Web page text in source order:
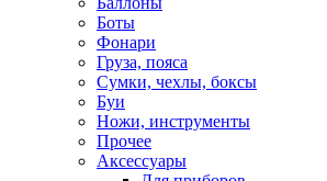
Боты
Фонари
Груза, пояса
Сумки, чехлы, боксы
Буи
Ножи, инструменты
Прочее
Аксессуары